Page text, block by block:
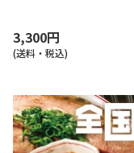
3,300円
(送料・税込)